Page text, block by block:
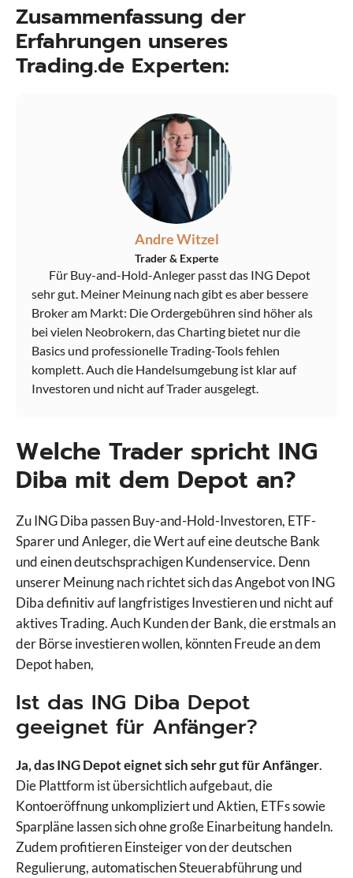
Zusammenfassung der
Erfahrungen unseres
Trading.de Experten:
Andre Witzel
Trader & Experte
Für Buy-and-Hold-Anleger passt das ING Depot
sehr gut. Meiner Meinung nach gibt es aber bessere
Broker am Markt: Die Ordergebühren sind höher als
bei vielen Neobrokern, das Charting bietet nur die
Basics und professionelle Trading-Tools fehlen
komplett. Auch die Handelsumgebung ist klar auf
Investoren und nicht auf Trader ausgelegt.
Welche Trader spricht ING
Diba mit dem Depot an?
Zu ING Diba passen Buy-and-Hold-Investoren, ETF-
Sparer und Anleger, die Wert auf eine deutsche Bank
und einen deutschsprachigen Kundenservice. Denn
unserer Meinung nach richtet sich das Angebot von ING
Diba definitiv auf langfristiges Investieren und nicht auf
aktives Trading. Auch Kunden der Bank, die erstmals an
der Börse investieren wollen, könnten Freude an dem
Depot haben,
Ist das ING Diba Depot
geeignet für Anfänger?
Ja, das ING Depot eignet sich sehr gut für Anfänger.
Die Plattform ist übersichtlich aufgebaut, die
Kontoeröffnung unkompliziert und Aktien, ETFs sowie
Sparpläne lassen sich ohne große Einarbeitung handeln.
Zudem profitieren Einsteiger von der deutschen
Regulierung, automatischen Steuerabführung und